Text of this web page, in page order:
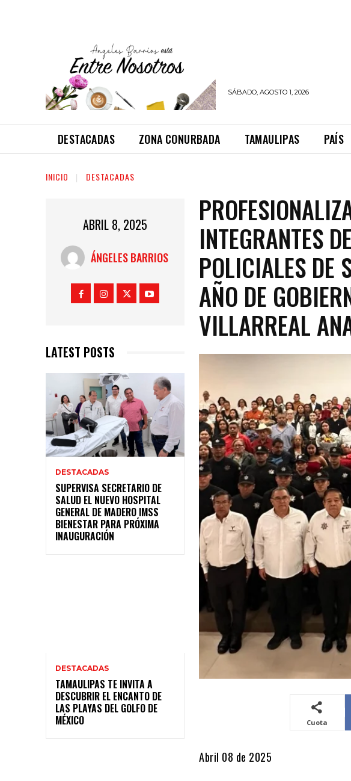
SÁBADO, AGOSTO 1, 2026
DESTACADAS ZONA CONURBADA TAMAULIPAS PAÍS
INICIO DESTACADAS
ABRIL 8, 2025
ÁNGELES BARRIOS
LATEST POSTS
DESTACADAS
SUPERVISA SECRETARIO DE
SALUD EL NUEVO HOSPITAL
GENERAL DE MADERO IMSS
BIENESTAR PARA PRÓXIMA
INAUGURACIÓN
DESTACADAS
TAMAULIPAS TE INVITA A
DESCUBRIR EL ENCANTO DE
LAS PLAYAS DEL GOLFO DE
MÉXICO
INTEGRANTES
POLICIALES DE
AÑO DE
VILLARREAL
Cuota
Abril 08 de 2025